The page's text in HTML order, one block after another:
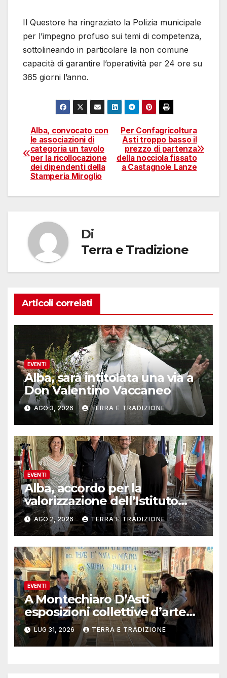
Il Questore ha ringraziato la Polizia municipale
per l’impegno profuso sui temi di competenza,
sottolineando in particolare la non comune
capacità di garantire l’operatività per 24 ore su
365 giorni l’anno.
Navigazione
articoli
Per Confagricoltura
Asti troppo basso il
prezzo di partenza
della nocciola fissato
a Castagnole Lanze
Alba, convocato con
le associazioni di
categoria un tavolo
per la ricollocazione
dei dipendenti della
Stamperia Miroglio
Di
Terra e Tradizione
Articoli correlati
EVENTI
Alba, sarà intitolata una via a
Don Valentino Vaccaneo
AGO 3, 2026 TERRA E TRADIZIONE
EVENTI
Alba, accordo per la
valorizzazione dell’Istituto
musicale Rocca
AGO 2, 2026 TERRA E TRADIZIONE
EVENTI
A Montechiaro D’Asti
esposizioni collettive d’arte
contemporanea
LUG 31, 2026 TERRA E TRADIZIONE